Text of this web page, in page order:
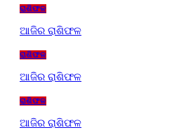
ରାଶିଫଳ
ଆଜିର ରାଶିଫଳ
ରାଶିଫଳ
ଆଜିର ରାଶିଫଳ
ରାଶିଫଳ
ଆଜିର ରାଶିଫଳ